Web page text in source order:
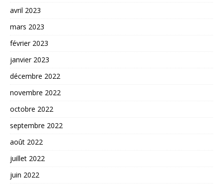
avril 2023
mars 2023
février 2023
janvier 2023
décembre 2022
novembre 2022
octobre 2022
septembre 2022
août 2022
juillet 2022
juin 2022